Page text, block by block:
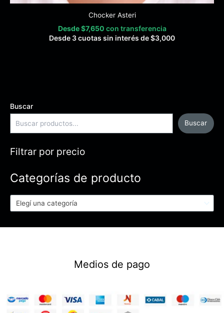
Buscar
Buscar
Filtrar por precio
Categorías de producto
Elegí una categoría
Chocker Asteri
Desde$7,650 con transferencia
Desde 3 cuotas sin interés de$3,000
Medios de pago